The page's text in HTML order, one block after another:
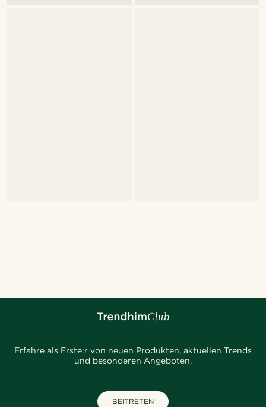
Erfahre als Erste:r von neuen Produkten, aktuellen Trends
und besonderen Angeboten.
BEITRETEN